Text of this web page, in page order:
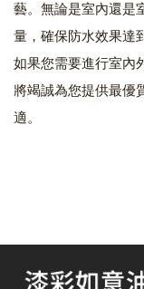
藝。無論是室內還是
量，確保防水效果達
如果您需要進行室內
將竭誠為您提供最優
適。